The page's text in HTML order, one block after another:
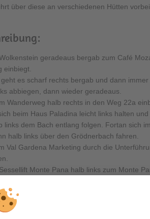
über diese an verschiedenen Hütten
geradeaus bergab zum Café
einbiegt.
es scharf rechts bergab und dann immer
abbiegen, dann wieder geradeaus.
Wanderweg halb rechts in den Weg 22a
beim Haus Paladina leicht links halten und
links dem Bach entlang folgen. Fortan sich
halb links über den Grödnerbach fahren.
Val Gardena Marketing durch die
Monte Pana halb links zum Monte
scharf nach links hinauffahren.
Appartements Prensanueva. Hier der
St. Christina und Wolkenstein halb links der